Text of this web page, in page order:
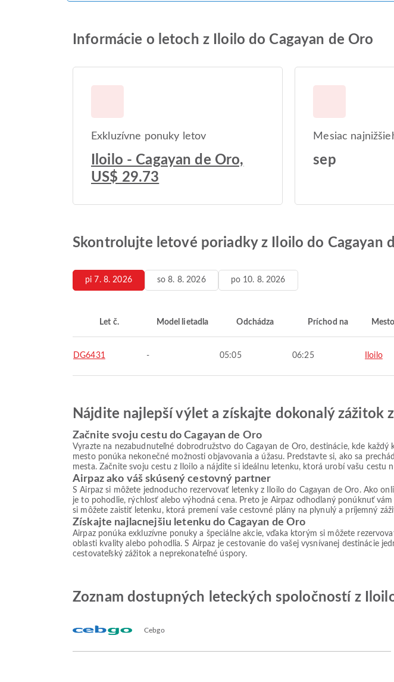
Informácie o letoch z Iloilo do Cagayan de Oro
Exkluzívne ponuky letov
Iloilo - Cagayan de Oro,
US$ 29.73
Mesiac
sep
Skontrolujte letové poriadky z Iloilo do Cagayan
pi 7. 8. 2026 so 8. 8. 2026 po 10. 8. 2026
Let č. Model lietadla Odchádza Príchod na
DG6431 - 05:05 06:25 Iloilo
Nájdite najlepší výlet a získajte dokonalý zážitok
Začnite svoju cestu do Cagayan de Oro
Vyrazte na nezabudnuteľné dobrodružstvo do Cagayan de Oro, destinácie, kde
mesto ponúka nekonečné možnosti objavovania a úžasu. Predstavte si, ako sa
mesta. Začnite svoju cestu z Iloilo a nájdite si ideálnu letenku, ktorá urobí vašu cestu
Airpaz ako váš skúsený cestovný partner
S Airpaz si môžete jednoducho rezervovať letenky z Iloilo do Cagayan de Oro. Ako
je to pohodlie, rýchlosť alebo výhodná cena. Preto je Airpaz odhodlaný ponúknuť
si môžete zaistiť letenku, ktorá premení vaše cestovné plány na plynulý a príjemný
Získajte najlacnejšiu letenku do Cagayan de Oro
Airpaz ponúka exkluzívne ponuky a špeciálne akcie, vďaka ktorým si môžete
oblasti kvality alebo pohodlia. S Airpaz je cestovanie do vašej vysnívanej destinácie
cestovateľský zážitok a neprekonateľné úspory.
Zoznam dostupných leteckých spoločností z
Cebgo